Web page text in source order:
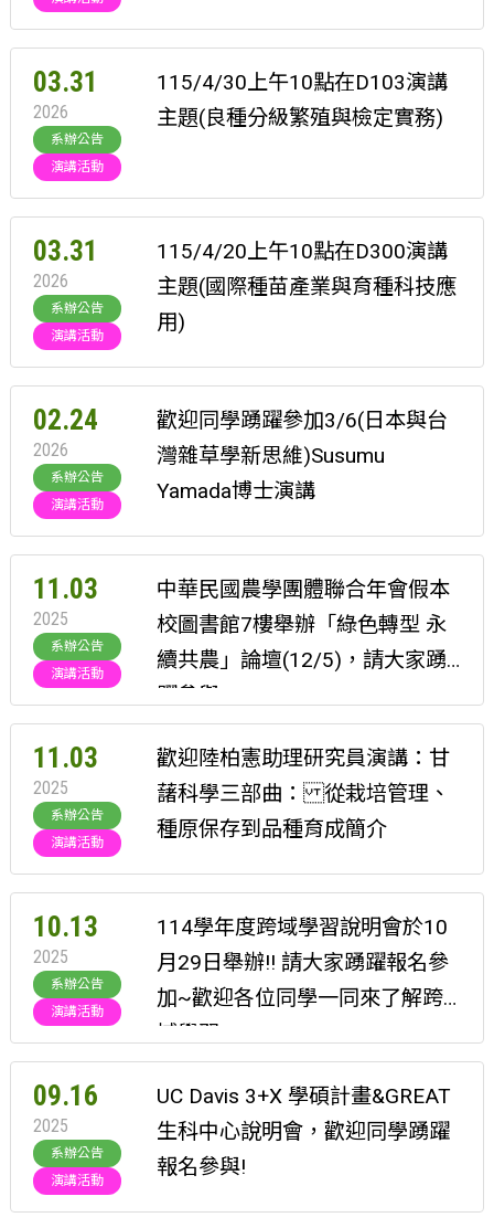
03.31
2026
系辦公告
演講活動
115/4/30上午10點在D103演講
主題(良種分級繁殖與檢定實務)
03.31
2026
系辦公告
演講活動
115/4/20上午10點在D300演講
主題(國際種苗產業與育種科技應
用)
02.24
2026
系辦公告
演講活動
歡迎同學踴躍參加3/6(日本與台
灣雜草學新思維)Susumu
Yamada博士演講
11.03
2025
系辦公告
演講活動
中華民國農學團體聯合年會假本
校圖書館7樓舉辦「綠色轉型 永
續共農」論壇(12/5)，請大家踴
躍參與
11.03
2025
系辦公告
演講活動
歡迎陸柏憲助理研究員演講：甘
藷科學三部曲： 從栽培管理、
種原保存到品種育成簡介
10.13
2025
系辦公告
演講活動
114學年度跨域學習說明會於10
月29日舉辦!! 請大家踴躍報名參
加~歡迎各位同學一同來了解跨
域學習
09.16
2025
系辦公告
演講活動
UC Davis 3+X 學碩計畫&GREAT
生科中心說明會，歡迎同學踴躍
報名參與!